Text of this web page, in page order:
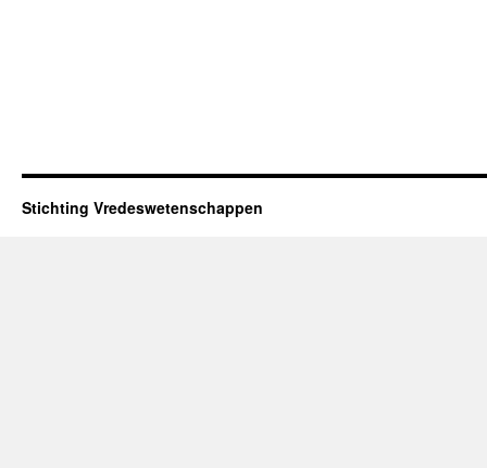
Stichting Vredeswetenschappen